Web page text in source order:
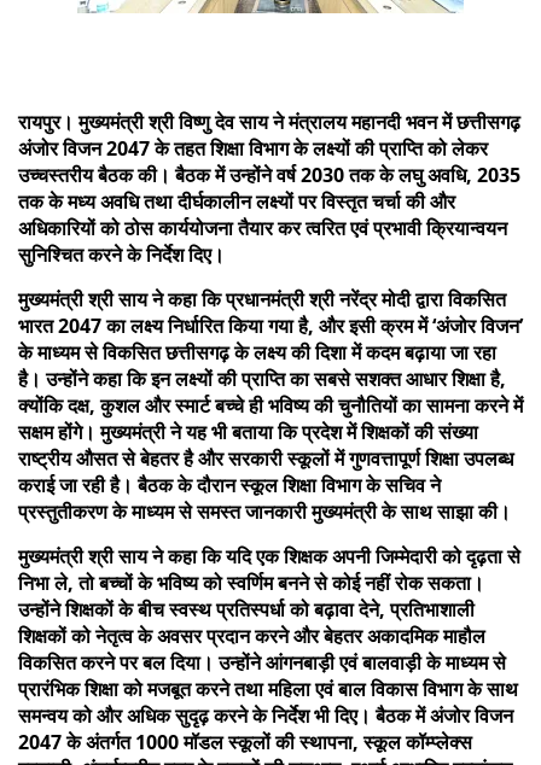
रायपुर। मुख्यमंत्री श्री विष्णु देव साय ने मंत्रालय महानदी भवन में छत्तीसगढ़
अंजोर विजन 2047 के तहत शिक्षा विभाग के लक्ष्यों की प्राप्ति को लेकर
उच्चस्तरीय बैठक की। बैठक में उन्होंने वर्ष 2030 तक के लघु अवधि, 2035
तक के मध्य अवधि तथा दीर्घकालीन लक्ष्यों पर विस्तृत चर्चा की और
अधिकारियों को ठोस कार्ययोजना तैयार कर त्वरित एवं प्रभावी क्रियान्वयन
सुनिश्चित करने के निर्देश दिए।
मुख्यमंत्री श्री साय ने कहा कि प्रधानमंत्री श्री नरेंद्र मोदी द्वारा विकसित
भारत 2047 का लक्ष्य निर्धारित किया गया है, और इसी क्रम में ‘अंजोर विजन’
के माध्यम से विकसित छत्तीसगढ़ के लक्ष्य की दिशा में कदम बढ़ाया जा रहा
है। उन्होंने कहा कि इन लक्ष्यों की प्राप्ति का सबसे सशक्त आधार शिक्षा है,
क्योंकि दक्ष, कुशल और स्मार्ट बच्चे ही भविष्य की चुनौतियों का सामना करने में
सक्षम होंगे। मुख्यमंत्री ने यह भी बताया कि प्रदेश में शिक्षकों की संख्या
राष्ट्रीय औसत से बेहतर है और सरकारी स्कूलों में गुणवत्तापूर्ण शिक्षा उपलब्ध
कराई जा रही है। बैठक के दौरान स्कूल शिक्षा विभाग के सचिव ने
प्रस्तुतीकरण के माध्यम से समस्त जानकारी मुख्यमंत्री के साथ साझा की।
मुख्यमंत्री श्री साय ने कहा कि यदि एक शिक्षक अपनी जिम्मेदारी को दृढ़ता से
निभा ले, तो बच्चों के भविष्य को स्वर्णिम बनने से कोई नहीं रोक सकता।
उन्होंने शिक्षकों के बीच स्वस्थ प्रतिस्पर्धा को बढ़ावा देने, प्रतिभाशाली
शिक्षकों को नेतृत्व के अवसर प्रदान करने और बेहतर अकादमिक माहौल
विकसित करने पर बल दिया। उन्होंने आंगनबाड़ी एवं बालवाड़ी के माध्यम से
प्रारंभिक शिक्षा को मजबूत करने तथा महिला एवं बाल विकास विभाग के साथ
समन्वय को और अधिक सुदृढ़ करने के निर्देश भी दिए। बैठक में अंजोर विजन
2047 के अंतर्गत 1000 मॉडल स्कूलों की स्थापना, स्कूल कॉम्प्लेक्स